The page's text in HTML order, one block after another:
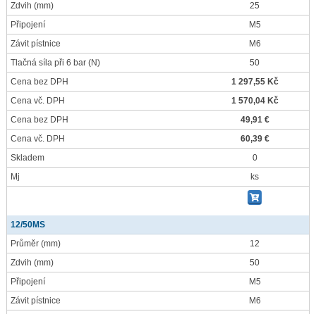
Zdvih (mm)
25
Připojení
M5
Závit pístnice
M6
Tlačná síla při 6 bar (N)
50
Cena bez DPH
1 297,55 Kč
Cena vč. DPH
1 570,04 Kč
Cena bez DPH
49,91 €
Cena vč. DPH
60,39 €
Skladem
0
Mj
ks
12/50MS
Průměr (mm)
12
Zdvih (mm)
50
Připojení
M5
Závit pístnice
M6